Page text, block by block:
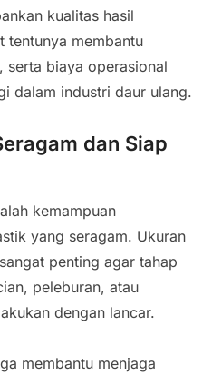
kualitas hasil
tentunya membantu
serta biaya operasional
dalam industri daur ulang.
dan Siap
kemampuan
yang seragam. Ukuran
penting agar tahap
peleburan, atau
dengan lancar.
membantu menjaga